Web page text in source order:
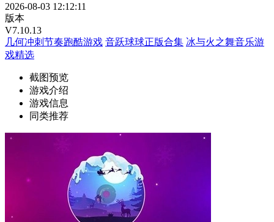
2026-08-03 12:12:11
版本
V7.10.13
几何冲刺节奏跑酷游戏 音跃球球正版合集 冰与火之舞音乐游
戏精选
截图预览
游戏介绍
游戏信息
同类推荐